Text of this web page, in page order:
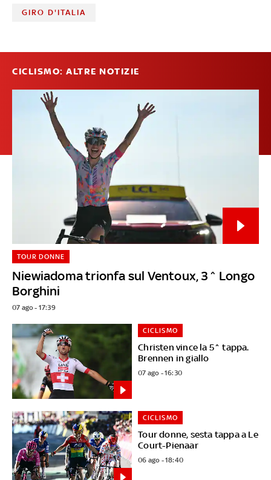
GIRO D'ITALIA
CICLISMO: ALTRE NOTIZIE
Niewiadoma trionfa sul Ventoux, 3^ Longo
Borghini
TOUR DONNE
07 ago - 17:39
Christen vince la 5^ tappa.
Brennen in giallo
CICLISMO
07 ago - 16:30
Tour donne, sesta tappa a Le
Court-Pienaar
CICLISMO
06 ago - 18:40